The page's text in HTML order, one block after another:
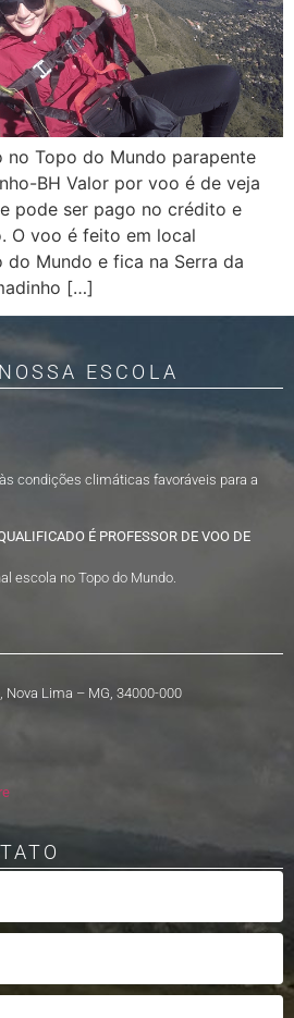
no Topo do Mundo parapente
BH Valor por voo é de veja
pode ser pago no crédito e
O voo é feito em local
Mundo e fica na Serra da
[…]
ESCOLA
condições climáticas favoráveis para a
É PROFESSOR DE VOO DE
escola no Topo do Mundo.
Nova Lima – MG, 34000-000